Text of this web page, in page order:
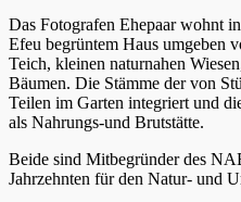
Das Fotografen Ehepaar wohnt
Efeu begrüntem Haus umgeben
Teich, kleinen naturnahen
Bäumen. Die Stämme der von
Teilen im Garten integriert und
als Nahrungs-und Brutstätte.
Beide sind Mitbegründer des
Jahrzehnten für den Natur- und